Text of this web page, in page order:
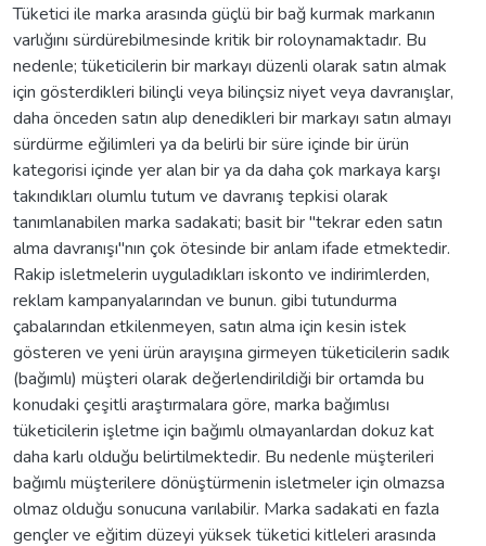
Tüketici ile marka arasında güçlü bir bağ kurmak markanın
varlığını sürdürebilmesinde kritik bir roloynamaktadır. Bu
nedenle; tüketicilerin bir markayı düzenli olarak satın almak
için gösterdikleri bilinçli veya bilinçsiz niyet veya davranışlar,
daha önceden satın alıp denedikleri bir markayı satın almayı
sürdürme eğilimleri ya da belirli bir süre içinde bir ürün
kategorisi içinde yer alan bir ya da daha çok markaya karşı
takındıkları olumlu tutum ve davranış tepkisi olarak
tanımlanabilen marka sadakati; basit bir "tekrar eden satın
alma davranışı"nın çok ötesinde bir anlam ifade etmektedir.
Rakip isletmelerin uyguladıkları iskonto ve indirimlerden,
reklam kampanyalarından ve bunun. gibi tutundurma
çabalarından etkilenmeyen, satın alma için kesin istek
gösteren ve yeni ürün arayışına girmeyen tüketicilerin sadık
(bağımlı) müşteri olarak değerlendirildiği bir ortamda bu
konudaki çeşitli araştırmalara göre, marka bağımlısı
tüketicilerin işletme için bağımlı olmayanlardan dokuz kat
daha karlı olduğu belirtilmektedir. Bu nedenle müşterileri
bağımlı müşterilere dönüştürmenin isletmeler için olmazsa
olmaz olduğu sonucuna varılabilir. Marka sadakati en fazla
gençler ve eğitim düzeyi yüksek tüketici kitleleri arasında